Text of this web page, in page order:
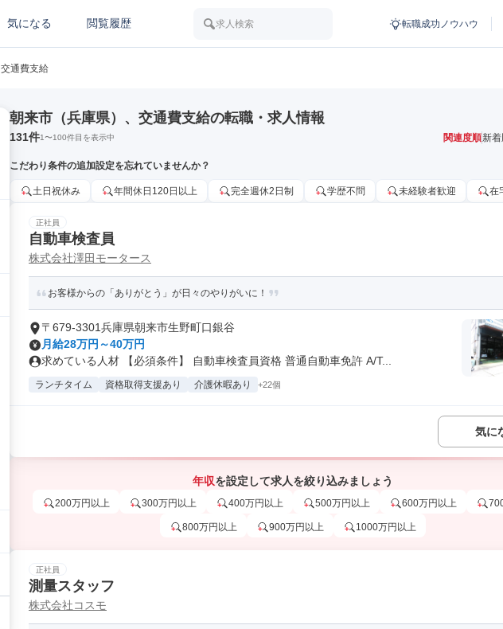
気になる 閲覧履歴 求人検索 転職成功ノウハウ
交通費支給
朝来市（兵庫県）、交通費支給の転職・求人情報
131件1〜100件目を表示中 関連度順新
こだわり条件の追加設定を忘れていませんか？
土日祝休み 年間休日120日以上 完全週休2日制 学歴不問 未経験者歓迎 在
正社員
自動車検査員
株式会社澤田モータース
お客様からの「ありがとう」が日々のやりがいに！
〒679-3301兵庫県朝来市生野町口銀谷
月給28万円～40万円
求めている人材 【必須条件】 自動車検査員資格 普通自動車免許 A/T...
ランチタイム 資格取得支援あり 介護休暇あり +22個
気に
年収を設定して求人を絞り込みましょう
200万円以上 300万円以上 400万円以上 500万円以上 600万円以上
800万円以上 900万円以上 1000万円以上
正社員
測量スタッフ
株式会社コスモ